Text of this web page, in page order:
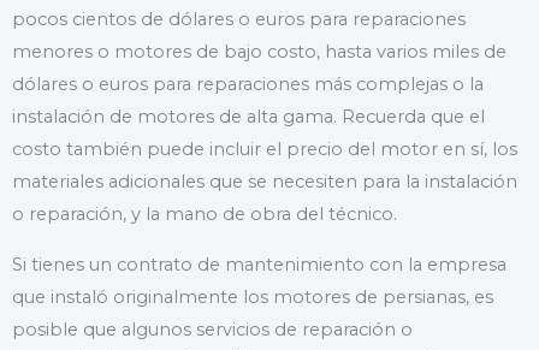
pocos cientos de dólares o euros para reparaciones
menores o motores de bajo costo, hasta varios miles de
dólares o euros para reparaciones más complejas o la
instalación de motores de alta gama. Recuerda que el
costo también puede incluir el precio del motor en sí, los
materiales adicionales que se necesiten para la instalación
o reparación, y la mano de obra del técnico.
Si tienes un contrato de mantenimiento con la empresa
que instaló originalmente los motores de persianas, es
posible que algunos servicios de reparación o